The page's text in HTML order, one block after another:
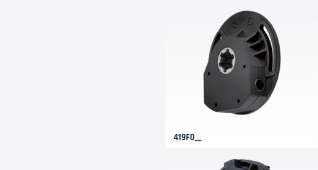
419F0__